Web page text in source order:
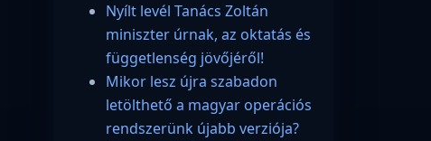
Nyílt levél Tanács Zoltán
miniszter úrnak, az oktatás és
függetlenség jövőjéről!
Mikor lesz újra szabadon
letölthető a magyar operációs
rendszerünk újabb verziója?